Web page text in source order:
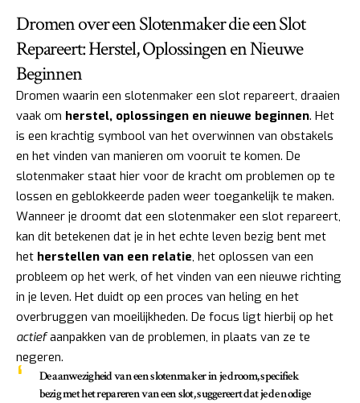
Dromen over een Slotenmaker die een Slot
Repareert: Herstel, Oplossingen en Nieuwe
Beginnen
Dromen waarin een slotenmaker een slot repareert, draaien
vaak om herstel, oplossingen en nieuwe beginnen. Het
is een krachtig symbool van het overwinnen van obstakels
en het vinden van manieren om vooruit te komen. De
slotenmaker staat hier voor de kracht om problemen op te
lossen en geblokkeerde paden weer toegankelijk te maken.
Wanneer je droomt dat een slotenmaker een slot repareert,
kan dit betekenen dat je in het echte leven bezig bent met
het herstellen van een relatie, het oplossen van een
probleem op het werk, of het vinden van een nieuwe richting
in je leven. Het duidt op een proces van heling en het
overbruggen van moeilijkheden. De focus ligt hierbij op het
actiefaanpakken van de problemen, in plaats van ze te
negeren.
De aanwezigheid van een slotenmaker in je droom, specifiek
bezig met het repareren van een slot, suggereert dat je denodige